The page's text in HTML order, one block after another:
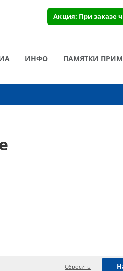
Акция: При заказе
ИНФО ПАМЯТКИ
Сбросить